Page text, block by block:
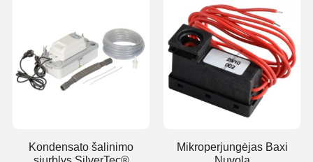
Kondensato šalinimo
Mikroperjungėjas Baxi